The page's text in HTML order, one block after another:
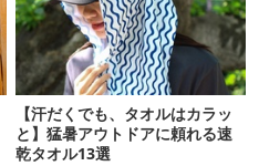
【汗だくでも、タオルはカラッ
と】猛暑アウトドアに頼れる速
乾タオル13選